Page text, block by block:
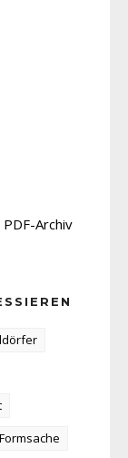
PDF-Archiv
Formsache